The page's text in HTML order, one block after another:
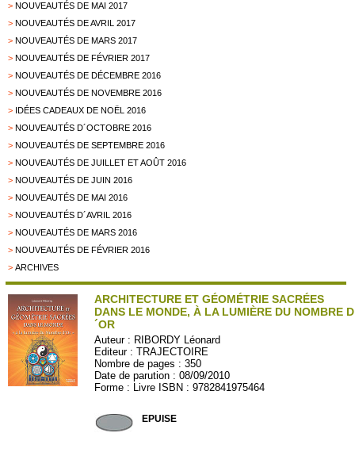
> NOUVEAUTÉS DE MAI 2017
> NOUVEAUTÉS DE AVRIL 2017
> NOUVEAUTÉS DE MARS 2017
> NOUVEAUTÉS DE FÉVRIER 2017
> NOUVEAUTÉS DE DÉCEMBRE 2016
> NOUVEAUTÉS DE NOVEMBRE 2016
> IDÉES CADEAUX DE NOËL 2016
> NOUVEAUTÉS D´OCTOBRE 2016
> NOUVEAUTÉS DE SEPTEMBRE 2016
> NOUVEAUTÉS DE JUILLET ET AOÛT 2016
> NOUVEAUTÉS DE JUIN 2016
> NOUVEAUTÉS DE MAI 2016
> NOUVEAUTÉS D´AVRIL 2016
> NOUVEAUTÉS DE MARS 2016
> NOUVEAUTÉS DE FÉVRIER 2016
> ARCHIVES
ARCHITECTURE ET GÉOMÉTRIE SACRÉES
DANS LE MONDE, À LA LUMIÈRE DU NOMBRE D
´OR
Auteur : RIBORDY Léonard
Editeur :TRAJECTOIRE
Nombre de pages : 350
Date de parution : 08/09/2010
Forme : Livre ISBN : 9782841975464
EPUISE